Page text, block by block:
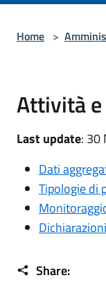
Home >
Attività
Last update: 30
Dati
Tipologie di
Share: